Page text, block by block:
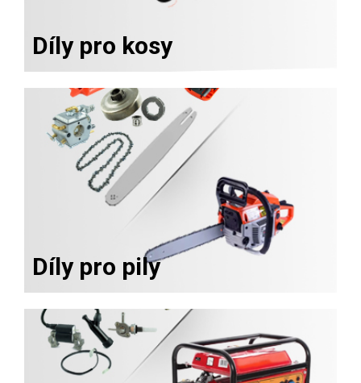
Díly pro kosy
Díly pro pily